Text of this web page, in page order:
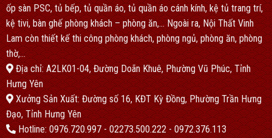
ốp sàn PSC, tủ bếp, tủ quần áo, tủ quần áo cánh kính, kệ tủ trang trí,
kệ tivi, bàn ghế phòng khách – phòng ăn,… Ngoài ra, Nội Thất Vinh
Lam còn thiết kế thi công phòng khách, phòng ngủ, phòng ăn, phòng
thờ,…
Địa chỉ: A2LK01-04, Đường Doãn Khuê, Phường Vũ Phúc, Tỉnh
Hưng Yên
Xưởng Sản Xuất: Đường số 16, KĐT Kỳ Đồng, Phường Trần Hưng
Đạo, Tỉnh Hưng Yên
Hotline: 0976.720.997 - 02273.500.222 - 0972.376.113